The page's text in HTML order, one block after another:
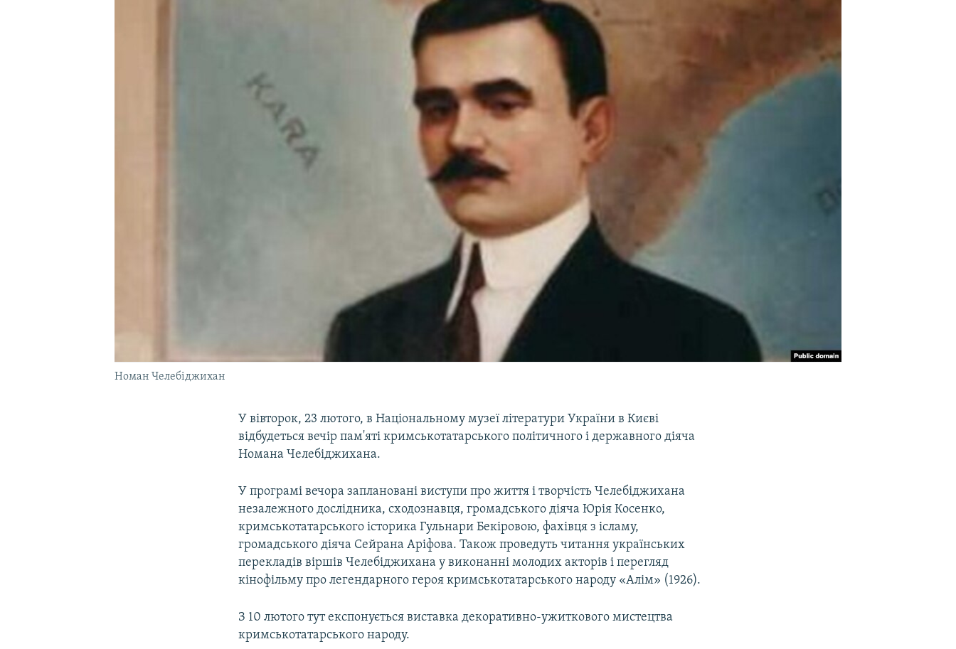
Номан Челебіджихан
У вівторок, 23 лютого, в Національному музеї літератури України в Києві
відбудеться вечір пам'яті кримськотатарського політичного і державного діяча
Номана Челебіджихана.
У програмі вечора заплановані виступи про життя і творчість Челебіджихана
незалежного дослідника, сходознавця, громадського діяча Юрія Косенко,
кримськотатарського історика Гульнари Бекіровою, фахівця з ісламу,
громадського діяча Сейрана Аріфова. Також проведуть читання українських
перекладів віршів Челебіджихана у виконанні молодих акторів і перегляд
кінофільму про легендарного героя кримськотатарського народу «Алім» (1926).
З 10 лютого тут експонується виставка декоративно-ужиткового мистецтва
кримськотатарського народу.